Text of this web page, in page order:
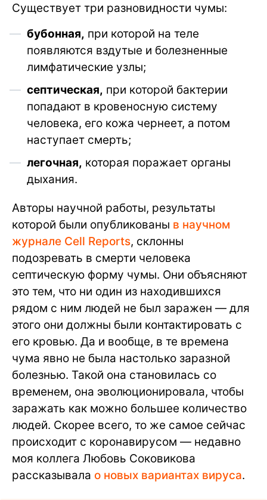
Существует три разновидности чумы:
бубонная, при которой на теле
появляются вздутые и болезненные
лимфатические узлы;
септическая, при которой бактерии
попадают в кровеносную систему
человека, его кожа чернеет, а потом
наступает смерть;
легочная, которая поражает органы
дыхания.
Авторы научной работы, результаты
которой были опубликованы в научном
журнале Cell Reports, склонны
подозревать в смерти человека
септическую форму чумы. Они объясняют
это тем, что ни один из находившихся
рядом с ним людей не был заражен — для
этого они должны были контактировать с
его кровью. Да и вообще, в те времена
чума явно не была настолько заразной
болезнью. Такой она становилась со
временем, она эволюционировала, чтобы
заражать как можно большее количество
людей. Скорее всего, то же самое сейчас
происходит с коронавирусом — недавно
моя коллега Любовь Соковикова
рассказывала о новых вариантах вируса.